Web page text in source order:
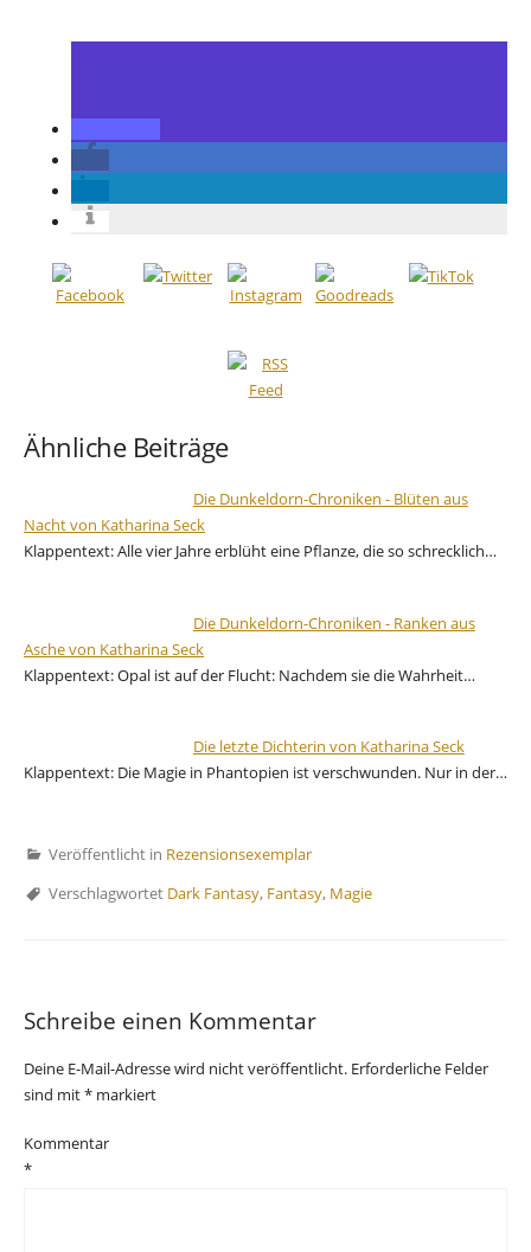
Ähnliche Beiträge
Die Dunkeldorn-Chroniken - Blüten aus
Nacht von Katharina Seck
Klappentext: Alle vier Jahre erblüht eine Pflanze, die so schrecklich…
Die Dunkeldorn-Chroniken - Ranken aus
Asche von Katharina Seck
Klappentext: Opal ist auf der Flucht: Nachdem sie die Wahrheit…
Die letzte Dichterin von Katharina Seck
Klappentext: Die Magie in Phantopien ist verschwunden. Nur in der…
Veröffentlicht in Rezensionsexemplar
Verschlagwortet Dark Fantasy, Fantasy, Magie
Schreibe einen Kommentar
Deine E-Mail-Adresse wird nicht veröffentlicht. Erforderliche Felder
sind mit* markiert
Kommentar
*